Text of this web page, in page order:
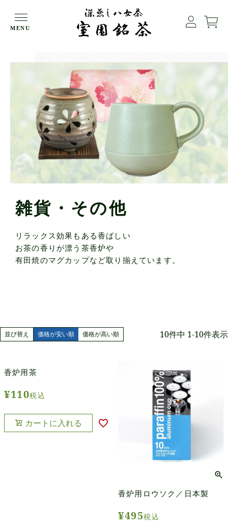
MENU
HOME 雑貨・その他
雑貨・その他
リラックス効果もある香ばしい
お茶の香りが漂う茶香炉や
有田焼のマグカップなど取り揃えています。
並び替え 価格が安い順 価格が高い順 10件中 1-10件表示
香炉用茶
¥110税込
カートに入れる
香炉用ロウソク／日本製
¥495税込